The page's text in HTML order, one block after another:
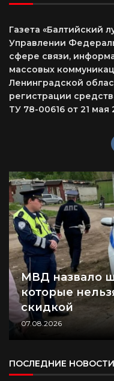
Газета «Балтийский
Управлении
сфере связи,
массовых
Ленинградской
регистрации
ТУ 78-00616 от 21 мая
МВД назвало
которые
скидкой
07.08.2026
ПОСЛЕДНИЕ НОВОСТИ